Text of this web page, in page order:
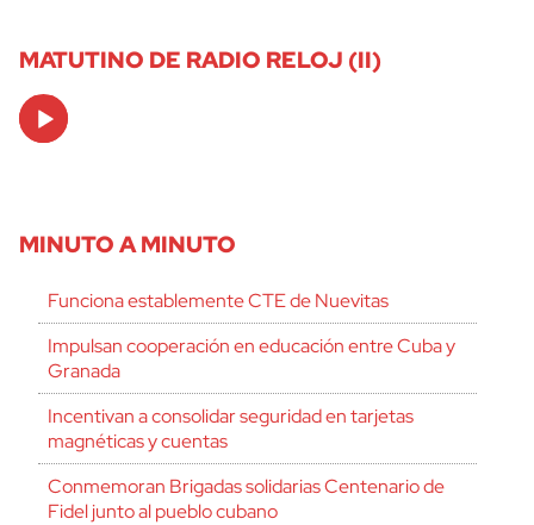
MATUTINO DE RADIO RELOJ (II)
Audio
Player
MINUTO A MINUTO
Funciona establemente CTE de Nuevitas
Impulsan cooperación en educación entre Cuba y
Granada
Incentivan a consolidar seguridad en tarjetas
magnéticas y cuentas
Conmemoran Brigadas solidarias Centenario de
Fidel junto al pueblo cubano